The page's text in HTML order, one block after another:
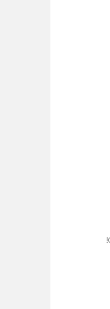
خود جلب می‌کند. طراحی بی‌نظیر کاراکترها و محیط کارتون همراه با داستان پرکشش و روند سریع و هیجان‌آور، باعث شده که انیمیشن سریالی Curses!